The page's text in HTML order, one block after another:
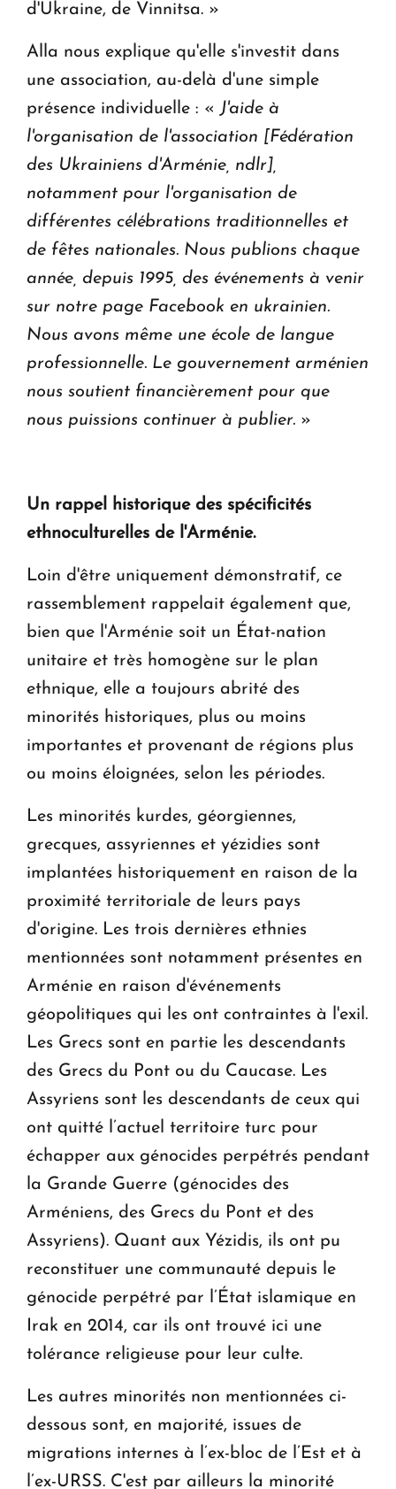
d'Ukraine, de Vinnitsa. »
Alla nous explique qu'elle s'investit dans
une association, au-delà d'une simple
présence individuelle : « J'aide à
l'organisation de l'association [Fédération
des Ukrainiens d'Arménie, ndlr],
notamment pour l'organisation de
différentes célébrations traditionnelles et
de fêtes nationales. Nous publions chaque
année, depuis 1995, des événements à venir
sur notre page Facebook en ukrainien.
Nous avons même une école de langue
professionnelle. Le gouvernement arménien
nous soutient financièrement pour que
nous puissions continuer à publier. »
Un rappel historique des spécificités
ethnoculturelles de l'Arménie.
Loin d'être uniquement démonstratif, ce
rassemblement rappelait également que,
bien que l'Arménie soit un État-nation
unitaire et très homogène sur le plan
ethnique, elle a toujours abrité des
minorités historiques, plus ou moins
importantes et provenant de régions plus
ou moins éloignées, selon les périodes.
Les minorités kurdes, géorgiennes,
grecques, assyriennes et yézidies sont
implantées historiquement en raison de la
proximité territoriale de leurs pays
d'origine. Les trois dernières ethnies
mentionnées sont notamment présentes en
Arménie en raison d'événements
géopolitiques qui les ont contraintes à l'exil.
Les Grecs sont en partie les descendants
des Grecs du Pont ou du Caucase. Les
Assyriens sont les descendants de ceux qui
ont quitté l’actuel territoire turc pour
échapper aux génocides perpétrés pendant
la Grande Guerre (génocides des
Arméniens, des Grecs du Pont et des
Assyriens). Quant aux Yézidis, ils ont pu
reconstituer une communauté depuis le
génocide perpétré par l’État islamique en
Irak en 2014, car ils ont trouvé ici une
tolérance religieuse pour leur culte.
Les autres minorités non mentionnées ci-
dessous sont, en majorité, issues de
migrations internes à l’ex-bloc de l’Est et à
l’ex-URSS. C'est par ailleurs la minorité